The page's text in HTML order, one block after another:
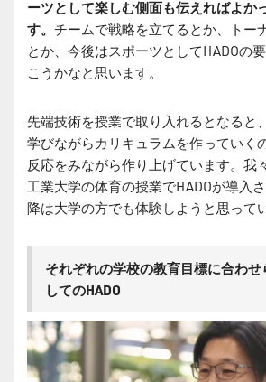
ーツとして楽しむ側面も伝えればよか
す。 チームで戦略を立てるとか、トー
とか、今後はスポーツとしてHADOの
こうかなと思います。
先端技術を授業で取り入れるとなると
学びながらカリキュラムを作っていく
反応をみながら作り上げています。我
工業大学の体育の授業でHADOが導入
降は大学の方でも体験しようと思って
それぞれの学校の教育目標に合わせ
してのHADO